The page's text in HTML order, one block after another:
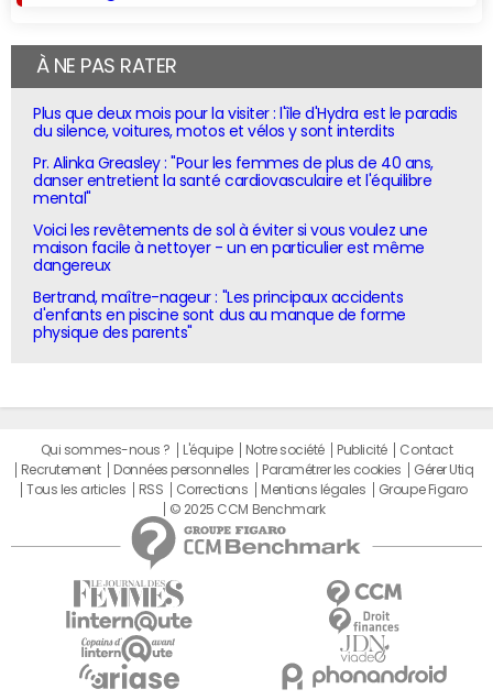
À NE PAS RATER
Plus que deux mois pour la visiter : l'île d'Hydra est le paradis
du silence, voitures, motos et vélos y sont interdits
Pr. Alinka Greasley : "Pour les femmes de plus de 40 ans,
danser entretient la santé cardiovasculaire et l'équilibre
mental"
Voici les revêtements de sol à éviter si vous voulez une
maison facile à nettoyer - un en particulier est même
dangereux
Bertrand, maître-nageur : "Les principaux accidents
d'enfants en piscine sont dus au manque de forme
physique des parents"
Qui sommes-nous ? L'équipe Notre société Publicité
Contact
Recrutement
Données personnelles Paramétrer les cookies
Gérer Utiq
Tous les articles
RSS Corrections Mentions légales
Groupe Figaro
© 2025 CCM Benchmark